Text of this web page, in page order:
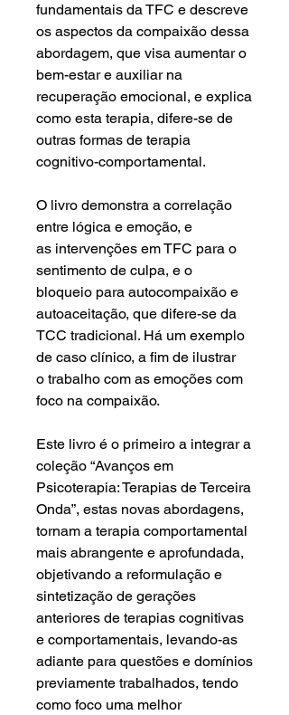
fundamentais da TFC e descreve
os aspectos da compaixão dessa
abordagem, que visa aumentar o
bem-estar e auxiliar na
recuperação emocional, e explica
como esta terapia, difere-se de
outras formas de terapia
cognitivo-comportamental.
O livro demonstra a correlação
entre lógica e emoção, e
as intervenções em TFC para o
sentimento de culpa, e o
bloqueio para autocompaixão e
autoaceitação, que difere-se da
TCC tradicional. Há um exemplo
de caso clínico, a fim de ilustrar
o trabalho com as emoções com
foco na compaixão.
Este livro é o primeiro a integrar a
coleção “Avanços em
Psicoterapia: Terapias de Terceira
Onda”, estas novas abordagens,
tornam a terapia comportamental
mais abrangente e aprofundada,
objetivando a reformulação e
sintetização de gerações
anteriores de terapias cognitivas
e comportamentais, levando-as
adiante para questões e domínios
previamente trabalhados, tendo
como foco uma melhor